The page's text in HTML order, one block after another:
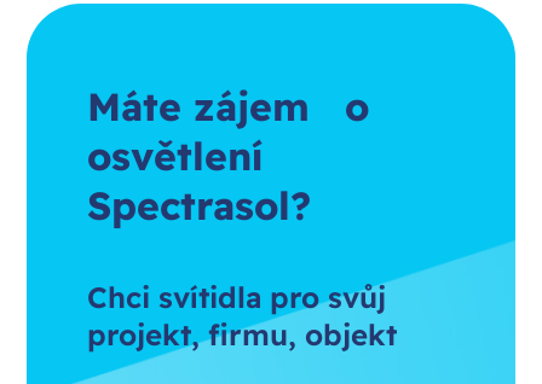
Máte zájem o
osvětlení
Spectrasol?
Chci svítidla pro svůj
projekt, firmu, objekt